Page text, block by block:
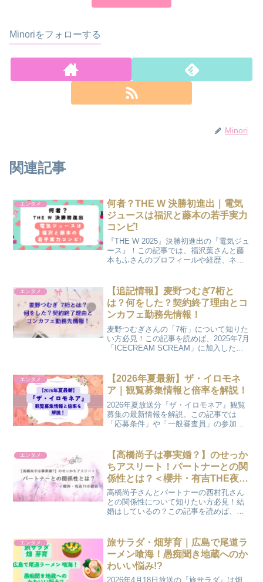
Minoriをフォローする
Minori
関連記事
エンタメ
何者？THE W 決勝初進出｜電気
ジュースは福沢と藤本の若手実力
コンビ!
『THE W 2025』決勝初進出の『電気ジュ
ース』！この記事では、福沢葉さんと藤
本もふさんのプロフィールや経歴、ネタ
ごと知ることができますよっ！
エンタメ
【追記情報】麦野つむぎ7桁と
は？何をした？契約終了理由とコ
ンカフェ勤務先情報！
麦野つむぎさんの「7桁」について知りた
い方必見！この記事を読めば、2025年7月
「ICECREAM SCREAM」に加入した麦
の勤務先について知ることができます
よ！
エンタメ
【2026年夏最新】ザ・イロモネ
ア｜観覧募集情報と倍率を解説！
2026年夏放送分『ザ・イロモネア』観覧
募集の最新情報を解説。この記事では
「応募条件」や「一般審査員」の参加資
エンタメ
【高橋尚子は事実婚？】のせっか
ちアスリート！パートナーとの関
係性とは？＜櫻井・有吉THE夜会
＞
高橋尚子さんとパートナーの西村孔さん
との関係性について知りたい方必見！結
婚はしているの？この記事を読めば、そ
橋尚子さんのエピソードを知ることがで
きますよ！
エンタメ
旅サラダ・畑芽育｜広島で尾道ラ
ーメン喰海！愚痴聞き地蔵へのか
わいい悩み!?
2026年4月18日放送の『旅サラダ』は畑